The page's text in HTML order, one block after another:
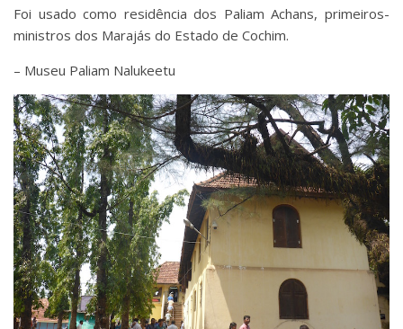
Foi usado como residência dos Paliam Achans, primeiros-
ministros dos Marajás do Estado de Cochim.
– Museu Paliam Nalukeetu